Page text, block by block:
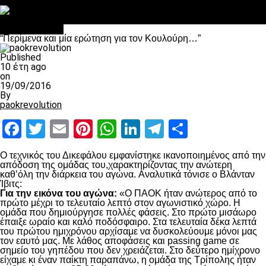
“Περίμενα και μία ερώτηση για τον Κουλούρη…”
Published
10 έτη ago
on
19/09/2016
By
paokrevolution
Facebook
Twitter
EmailPinterest
WhatsApp
LinkedIn
Telegram
Ο τεχνικός του Δικεφάλου εμφανίστηκε ικανοποιημένος από την
απόδοση της ομάδας του,χαρακτηρίζοντας την ανώτερη
καθ’όλη την διάρκεια του αγώνα. Αναλυτικά τόνισε ο Βλάνταν
Ίβιτς:
Για την εικόνα του αγώνα: «Ο ΠΑΟΚ ήταν ανώτερος από το
πρώτο μέχρι το τελευταίο λεπτό στον αγωνιστικό χώρο. Η
ομάδα που δημιούργησε πολλές φάσεις. Στο πρώτο μισάωρο
έπαιξε ωραίο και καλό ποδόσφαιρο. Στα τελευταία δέκα λεπτά
του πρώτου ημιχρόνου αρχίσαμε να δυσκολεύουμε μόνοι μας
τον εαυτό μας. Με λάθος αποφάσεις και passing game σε
σημείο του γηπέδου που δεν χρειάζεται. Στο δεύτερο ημίχρονο
είχαμε κι έναν παίκτη παραπάνω, η ομάδα της Τρίπολης ήταν